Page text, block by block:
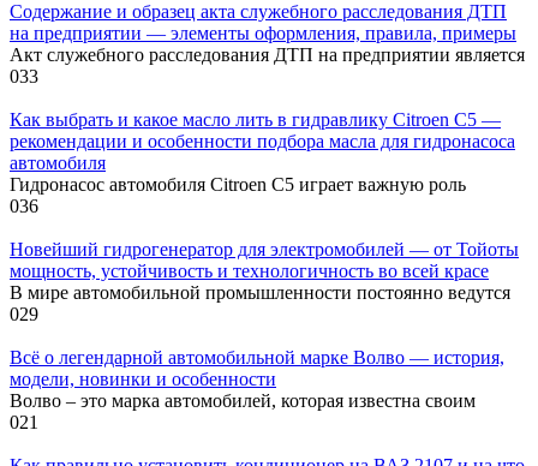
Содержание и образец акта служебного расследования ДТП
на предприятии — элементы оформления, правила, примеры
Акт служебного расследования ДТП на предприятии является
033
Как выбрать и какое масло лить в гидравлику Citroen C5 —
рекомендации и особенности подбора масла для гидронасоса
автомобиля
Гидронасос автомобиля Citroen C5 играет важную роль
036
Новейший гидрогенератор для электромобилей — от Тойоты
мощность, устойчивость и технологичность во всей красе
В мире автомобильной промышленности постоянно ведутся
029
Всё о легендарной автомобильной марке Волво — история,
модели, новинки и особенности
Волво – это марка автомобилей, которая известна своим
021